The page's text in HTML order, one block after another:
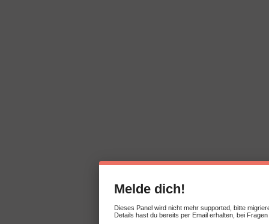
Melde dich!
Dieses Panel wird nicht mehr supported, bitte
Details hast du bereits per Email erhalten, bei